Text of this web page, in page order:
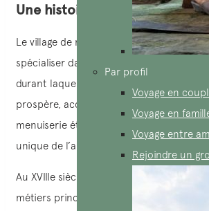
Par profil
Voyage en
Voyage en
Voyage entre
Rejoindre un
Une histoire de plus de 600
Le village de menuiserie de Kim Bong a
spécialiser dans le travail du bois au XVIe
durant laquelle Hoi An était un port de
prospère, accueillant des influences de
menuiserie étrangers. Ces échanges ont
unique de l’artisanat de Kim Bong.
Au XVIIIe siècle, le village s’est structuré
métiers principaux : la menuiserie de